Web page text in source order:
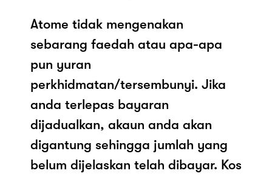
Atome tidak mengenakan
sebarang faedah atau apa-apa
pun yuran
perkhidmatan/tersembunyi. Jika
anda terlepas bayaran
dijadualkan, akaun anda akan
digantung sehingga jumlah yang
belum dijelaskan telah dibayar. Kos